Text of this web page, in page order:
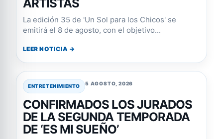
ARTISTAS
La edición 35 de 'Un Sol para los Chicos' se
emitirá el 8 de agosto, con el objetivo...
LEER NOTICIA →
ENTRETENIMIENTO 5 AGOSTO, 2026
CONFIRMADOS LOS JURADOS
DE LA SEGUNDA TEMPORADA
DE ‘ES MI SUEÑO’